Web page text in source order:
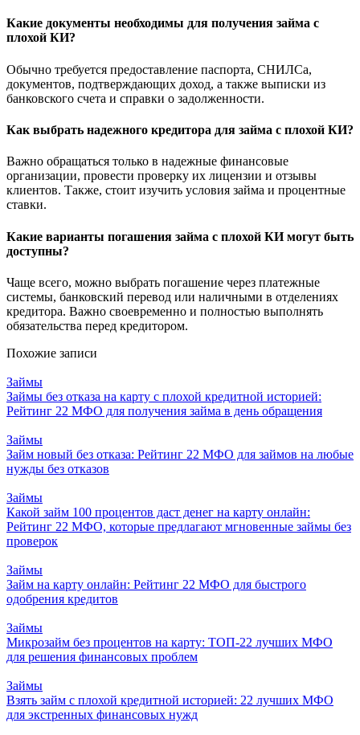
Какие документы необходимы для получения займа с
плохой КИ?
Обычно требуется предоставление паспорта, СНИЛСа,
документов, подтверждающих доход, а также выписки из
банковского счета и справки о задолженности.
Как выбрать надежного кредитора для займа с плохой КИ?
Важно обращаться только в надежные финансовые
организации, провести проверку их лицензии и отзывы
клиентов. Также, стоит изучить условия займа и процентные
ставки.
Какие варианты погашения займа с плохой КИ могут быть
доступны?
Чаще всего, можно выбрать погашение через платежные
системы, банковский перевод или наличными в отделениях
кредитора. Важно своевременно и полностью выполнять
обязательства перед кредитором.
Похожие записи
Займы
Займы без отказа на карту с плохой кредитной историей:
Рейтинг 22 МФО для получения займа в день обращения
Займы
Займ новый без отказа: Рейтинг 22 МФО для займов на любые
нужды без отказов
Займы
Какой займ 100 процентов даст денег на карту онлайн:
Рейтинг 22 МФО, которые предлагают мгновенные займы без
проверок
Займы
Займ на карту онлайн: Рейтинг 22 МФО для быстрого
одобрения кредитов
Займы
Микрозайм без процентов на карту: ТОП-22 лучших МФО
для решения финансовых проблем
Займы
Взять займ с плохой кредитной историей: 22 лучших МФО
для экстренных финансовых нужд